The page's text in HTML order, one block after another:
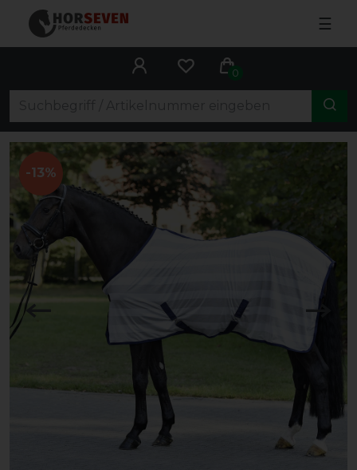
☰
0
-13%